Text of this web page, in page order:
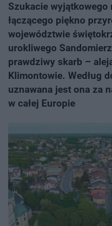
Szukacie wyjątkowego
łączącego piękno
województwie
urokliwego
prawdziwy skarb –
Klimontowie. Według
uznawana jest ona za
w całej Europie